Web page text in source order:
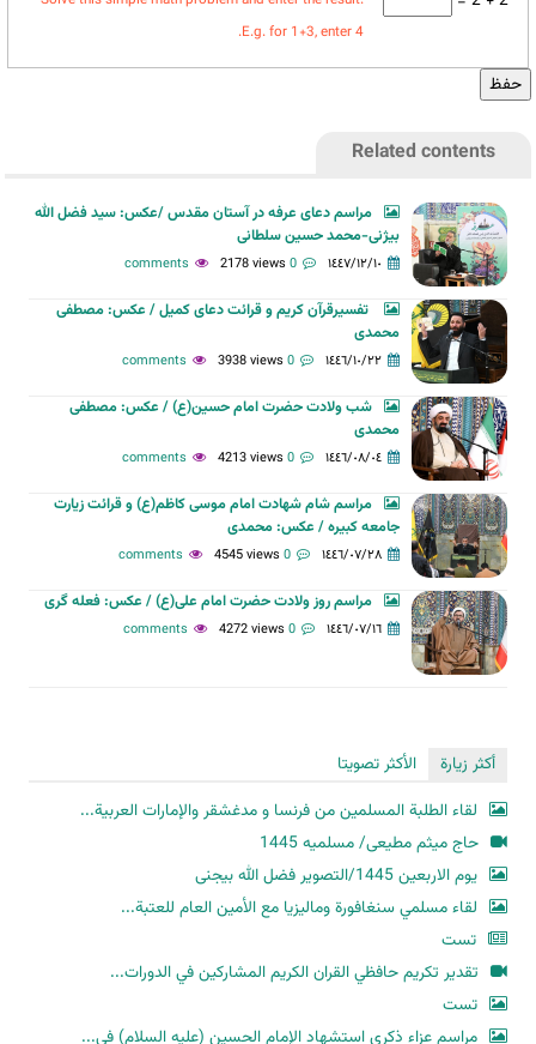
E.g. for 1+3, enter 4.
Related contents
مراسم دعای عرفه در آستان مقدس /عکس: سید فضل الله
بیژنی-محمد حسین سلطانی
١٤٤٧/١٢/١٠ 0 comments
2178 views
تفسیرقرآن کریم و قرائت دعای کمیل / عکس: مصطفی
محمدی
١٤٤٦/١٠/٢٢ 0 comments
3938 views
شب ولادت حضرت امام حسین(ع) / عکس: مصطفی
محمدی
١٤٤٦/٠٨/٠٤ 0 comments
4213 views
مراسم شام شهادت امام موسی کاظم(ع) و قرائت زیارت
جامعه کبیره / عکس: محمدی
١٤٤٦/٠٧/٢٨ 0 comments
4545 views
مراسم روز ولادت حضرت امام علی(ع) / عکس: فعله گری
١٤٤٦/٠٧/١٦ 0 comments
4272 views
أكثر زيارة
الأكثر تصويتا
لقاء الطلبة المسلمين من فرنسا و مدغشقر والإمارات العربية...
حاج میثم مطیعی/ مسلمیه 1445
یوم الاربعین 1445/التصویر فضل الله بیجنی
لقاء مسلمي سنغافورة وماليزيا مع الأمين العام للعتبة...
تست
تقدير تكريم حافظي القران الكريم المشاركين في الدورات...
تست
مراسم عزاء ذكرى استشهاد الإمام الحسين (عليه السلام) في...